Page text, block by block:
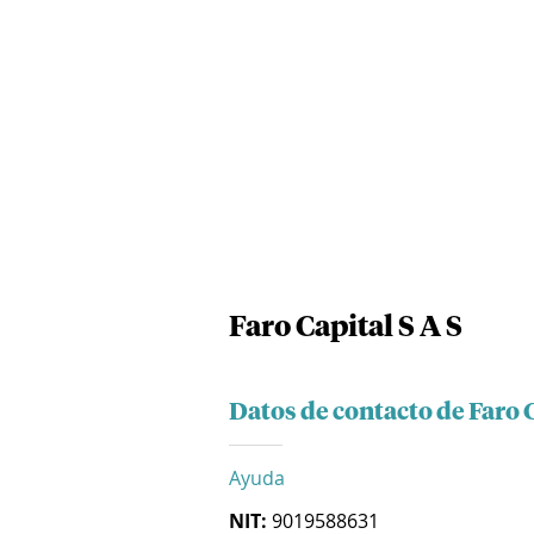
Faro Capital S A S
Datos de contacto de Faro
Ayuda
NIT: 9019588631